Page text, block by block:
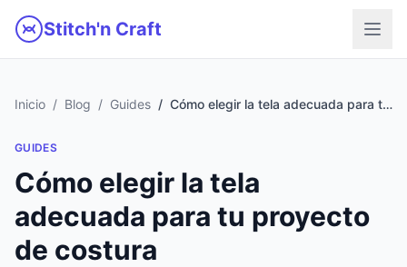
Stitch'n Craft
Inicio Blog Guides Cómo elegir la tela adecuada para tu proyecto de costura
GUIDES
Cómo elegir la tela
adecuada para tu proyecto
de costura